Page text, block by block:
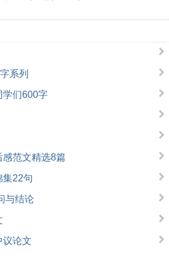
系列
学们600字
范文精选8篇
集22句
与结论
议论文